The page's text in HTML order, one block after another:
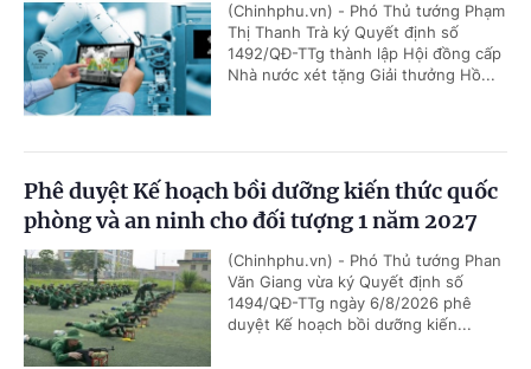
(Chinhphu.vn) - Phó Thủ tướng Phạm
Thị Thanh Trà ký Quyết định số
1492/QĐ-TTg thành lập Hội đồng cấp
Nhà nước xét tặng Giải thưởng Hồ...
Phê duyệt Kế hoạch bồi dưỡng kiến thức quốc
phòng và an ninh cho đối tượng 1 năm 2027
(Chinhphu.vn) - Phó Thủ tướng Phan
Văn Giang vừa ký Quyết định số
1494/QĐ-TTg ngày 6/8/2026 phê
duyệt Kế hoạch bồi dưỡng kiến...